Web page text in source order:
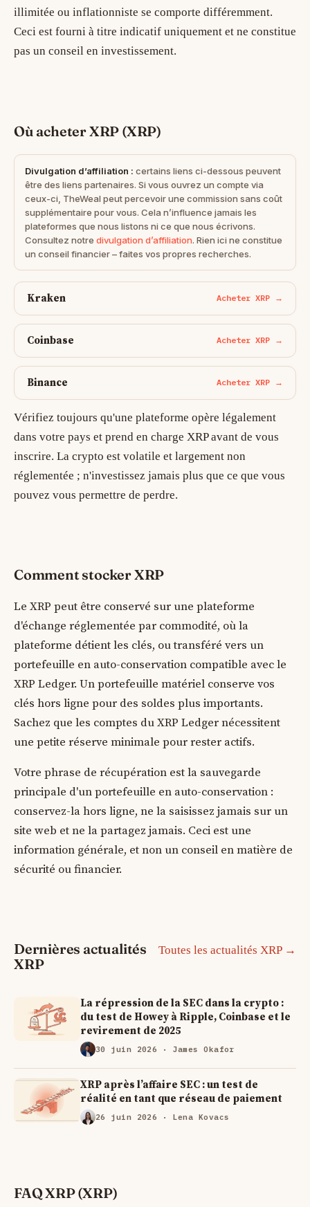
illimitée ou inflationniste se comporte différemment.
Ceci est fourni à titre indicatif uniquement et ne constitue
pas un conseil en investissement.
Où acheter XRP (XRP)
Divulgation d’affiliation : certains liens ci-dessous peuvent
être des liens partenaires. Si vous ouvrez un compte via
ceux-ci, TheWeal peut percevoir une commission sans coût
supplémentaire pour vous. Cela n’influence jamais les
plateformes que nous listons ni ce que nous écrivons.
Consultez notre divulgation d’affiliation. Rien ici ne constitue
un conseil financier – faites vos propres recherches.
Kraken Acheter XRP →
Coinbase Acheter XRP →
Binance Acheter XRP →
Vérifiez toujours qu'une plateforme opère légalement
dans votre pays et prend en charge XRP avant de vous
inscrire. La crypto est volatile et largement non
réglementée ; n'investissez jamais plus que ce que vous
pouvez vous permettre de perdre.
Comment stocker XRP
Le XRP peut être conservé sur une plateforme
d'échange réglementée par commodité, où la
plateforme détient les clés, ou transféré vers un
portefeuille en auto-conservation compatible avec le
XRP Ledger. Un portefeuille matériel conserve vos
clés hors ligne pour des soldes plus importants.
Sachez que les comptes du XRP Ledger nécessitent
une petite réserve minimale pour rester actifs.
Votre phrase de récupération est la sauvegarde
principale d'un portefeuille en auto-conservation :
conservez-la hors ligne, ne la saisissez jamais sur un
site web et ne la partagez jamais. Ceci est une
information générale, et non un conseil en matière de
sécurité ou financier.
Dernières actualités
XRP
Toutes les actualités XRP →
La répression de la SEC dans la crypto :
du test de Howey à Ripple, Coinbase et le
revirement de 2025
30 juin 2026 · James Okafor
XRP après l’affaire SEC : un test de
réalité en tant que réseau de paiement
26 juin 2026 · Lena Kovacs
FAQ XRP (XRP)